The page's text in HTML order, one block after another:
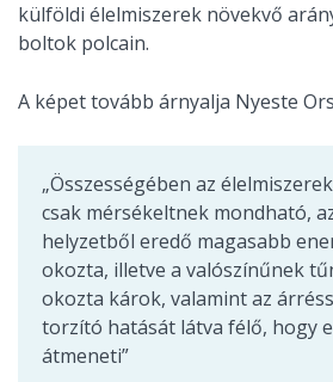
külföldi élelmiszerek növekvő
boltok polcain.
A képet tovább árnyalja Nyeste
„Összességében az
csak mérsékeltnek mondható,
helyzetből eredő magasabb
okozta, illetve a valószínűnek
okozta károk, valamint az
torzító hatását látva félő, hogy
átmeneti”